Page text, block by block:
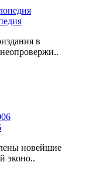
в
новейшие
эконо..